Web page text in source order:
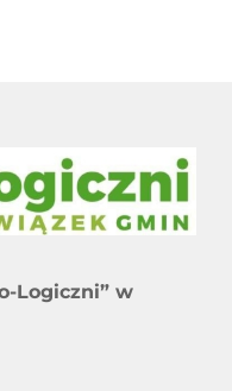
Logiczni” w